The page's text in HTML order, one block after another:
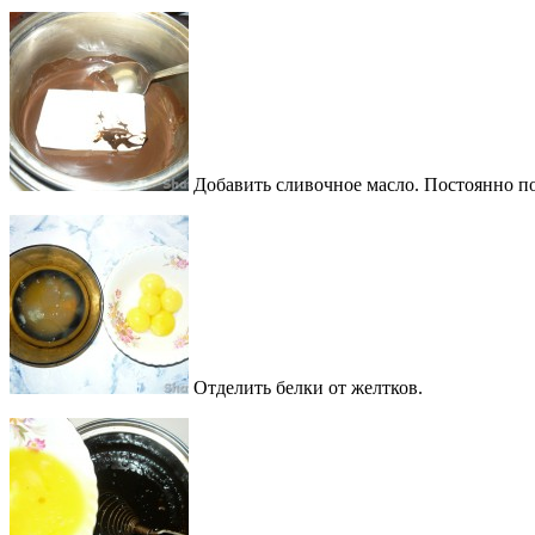
Добавить сливочное масло. Постоянно
Отделить белки от желтков.